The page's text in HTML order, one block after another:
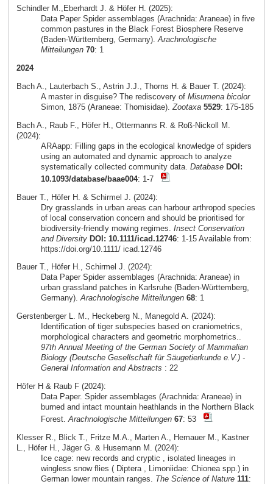
Schindler M.,Eberhardt J. & Höfer H. (2025):
Data Paper Spider assemblages (Arachnida: Araneae) in five
common pastures in the Black Forest Biosphere Reserve
(Baden-Württemberg, Germany).Arachnologische
Mitteilungen 70: 1
2024
Bach A., Lauterbach S., Astrin J.J., Thorns H. & Bauer T. (2024):
A master in disguise? The rediscovery of Misumena bicolor
Simon, 1875 (Araneae: Thomisidae). Zootaxa 5529: 175-185
Bach A., Raub F., Höfer H., Ottermanns R. & Roß-Nickoll M.
(2024):
ARAapp: Filling gaps in the ecological knowledge of spiders
using an automated and dynamic approach to analyze
systematically collected community data. Database DOI:
10.1093/database/baae004: 1-7
Bauer T., Höfer H. & Schirmel J. (2024):
Dry grasslands in urban areas can harbour arthropod species
of local conservation concern and should be prioritised for
biodiversity-friendly mowing regimes. Insect Conservation
and Diversity DOI: 10.1111/icad.12746: 1-15 Available from:
https://doi.org/10.1111/ icad.12746
Bauer T., Höfer H., Schirmel J. (2024):
Data Paper Spider assemblages (Arachnida: Araneae) in
urban grassland patches in Karlsruhe (Baden-Württemberg,
Germany).Arachnologische Mitteilungen 68: 1
Gerstenberger L. M., Heckeberg N., Manegold A. (2024):
Identification of tiger subspecies based on craniometrics,
morphological characters and geometric morphometrics..
97th Annual Meeting of the German Society of Mammalian
Biology (Deutsche Gesellschaft für Säugetierkunde e.V.) -
General Information and Abstracts : 22
Höfer H & Raub F (2024):
Data Paper. Spider assemblages (Arachnida: Araneae) in
burned and intact mountain heathlands in the Northern Black
Forest. Arachnologische Mitteilungen 67: 53
Klesser R., Blick T., Fritze M.A., Marten A., Hemauer M., Kastner
L., Höfer H., Jäger G. & Husemann M. (2024):
Ice cage: new records and cryptic , isolated lineages in
wingless snow flies ( Diptera , Limoniidae: Chionea spp.) in
German lower mountain ranges. The Science of Nature 111: